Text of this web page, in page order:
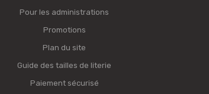
Pour les administrations
Promotions
Plan du site
Guide des tailles de literie
Paiement sécurisé